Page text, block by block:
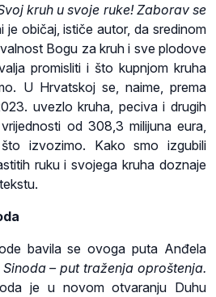
kruh u svoje ruke! Zaborav se
je običaj, ističe autor, da sredinom
Bogu za kruh i sve plodove
promisliti i što kupnjom kruha
U Hrvatskoj se, naime, prema
uvezlo kruha, peciva i drugih
od 308,3 milijuna eura,
izvozimo. Kako smo izgubili
ruku i svojega kruha doznaje
bavila se ovoga puta Anđela
Sinoda – put traženja oproštenja.
je u novom otvaranju Duhu